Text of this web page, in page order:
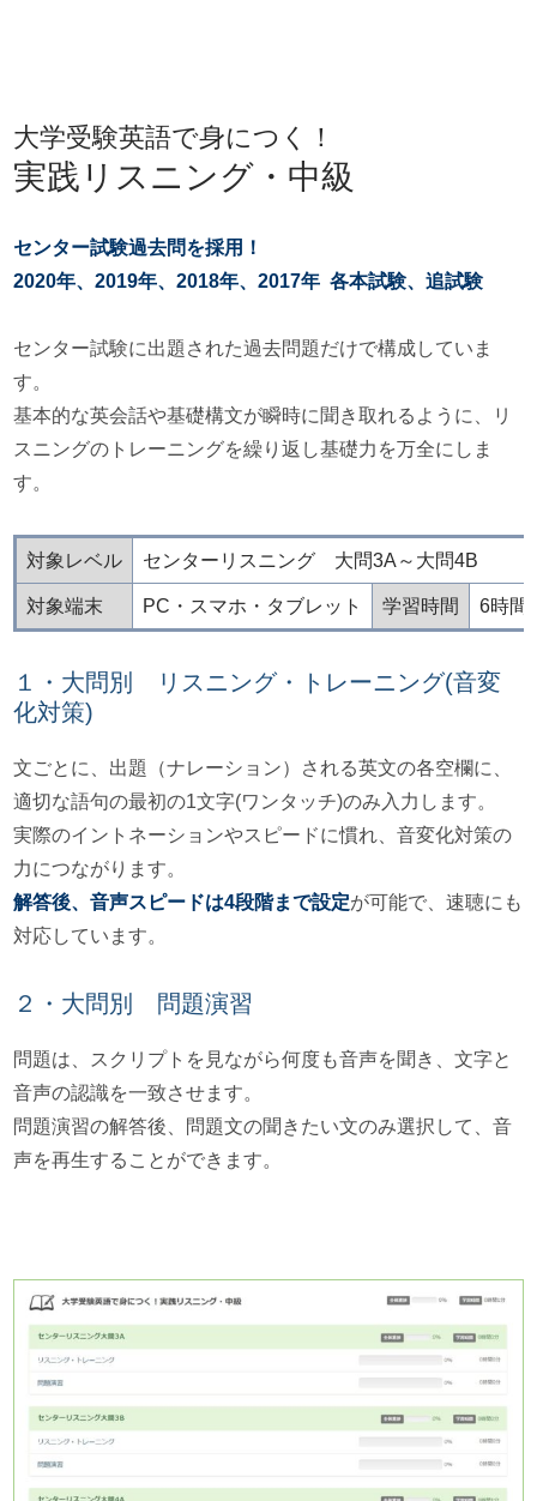
大学受験英語で身につく！
実践リスニング・中級
センター試験過去問を採用！
2020年、2019年、2018年、2017年 各本試験、追試験
センター試験に出題された過去問題だけで構成していま
す。
基本的な英会話や基礎構文が瞬時に聞き取れるように、リ
スニングのトレーニングを繰り返し基礎力を万全にしま
す。
対象レベル センターリスニング 大問3A～大問4B
対象端末 PC・スマホ・タブレット 学習時間 6時間
１・大問別 リスニング・トレーニング(音変
化対策)
文ごとに、出題（ナレーション）される英文の各空欄に、
適切な語句の最初の1文字(ワンタッチ)のみ入力します。
実際のイントネーションやスピードに慣れ、音変化対策の
力につながります。
解答後、音声スピードは4段階まで設定が可能で、速聴にも
対応しています。
２・大問別 問題演習
問題は、スクリプトを見ながら何度も音声を聞き、文字と
音声の認識を一致させます。
問題演習の解答後、問題文の聞きたい文のみ選択して、音
声を再生することができます。